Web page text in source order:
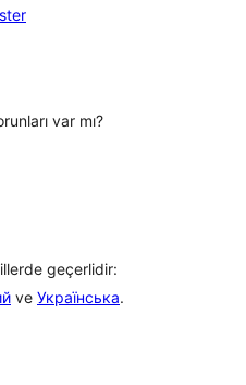
var mı?
geçerlidir:
ve Українська.